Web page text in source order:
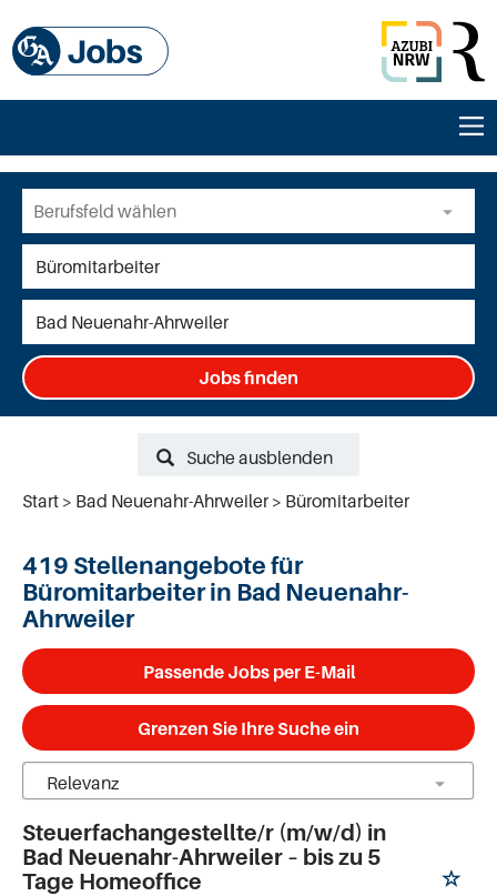
Jobs finden
Suche ausblenden
Start
Bad Neuenahr-Ahrweiler Büromitarbeiter
419 Stellenangebote für
Büromitarbeiter in Bad Neuenahr-
Ahrweiler
Passende Jobs per E-Mail
Grenzen Sie Ihre Suche ein
Steuerfachangestellte/r (m/w/d) in
Bad Neuenahr-Ahrweiler – bis zu 5
Tage Homeoffice